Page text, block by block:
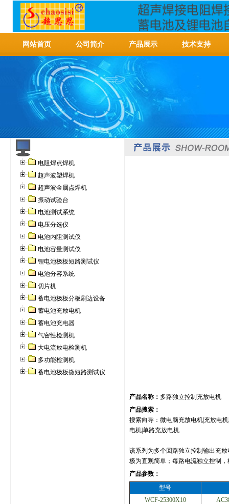
网站首页 公司简介 产品展示 技术支持
电阻焊点焊机
超声波塑焊机
超声波金属点焊机
振动试验台
电池测试系统
电压分选仪
电池内阻测试仪
电池容量测试仪
锂电池极板短路测试仪
电池分容系统
切片机
蓄电池极板分板刷边设备
蓄电池充放电机
蓄电池充电器
气密性检测机
大电流放电检测机
多功能检测机
蓄电池极板微短路测试仪
产品名称： 多路独立控制充放电机
产品搜索：
搜索向导：微电脑充放电机|充放电
电机|单路充放电机
该系列为多个回路独立控制输出充
极为直观简单；每路电流独立控制
产品参数：
型号
WCF-25300X10